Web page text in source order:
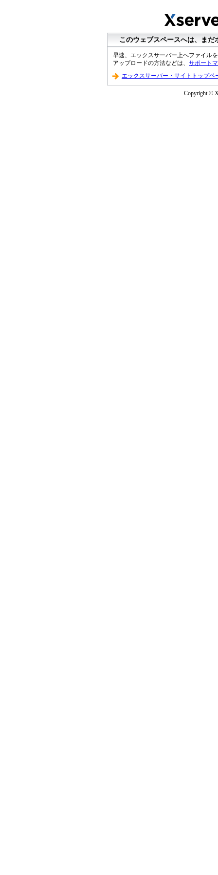
このウェブスペースへは、ま
早速、エックスサーバー上へファイル
アップロードの方法などは、 サポート
エックスサーバー・サイトトップペ
Copyright ©